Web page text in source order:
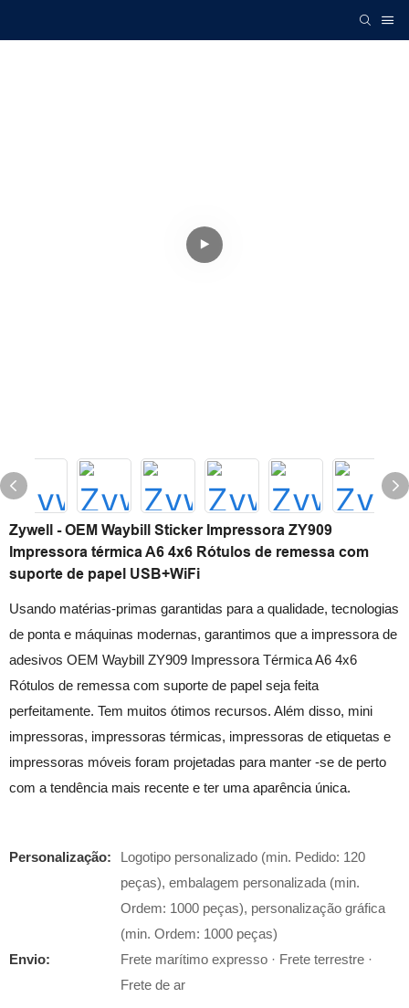
Zywell - OEM Waybill Sticker Impressora ZY909
Impressora térmica A6 4x6 Rótulos de remessa com
suporte de papel USB+WiFi
Usando matérias-primas garantidas para a qualidade, tecnologias
de ponta e máquinas modernas, garantimos que a impressora de
adesivos OEM Waybill ZY909 Impressora Térmica A6 4x6
Rótulos de remessa com suporte de papel seja feita
perfeitamente. Tem muitos ótimos recursos. Além disso, mini
impressoras, impressoras térmicas, impressoras de etiquetas e
impressoras móveis foram projetadas para manter -se de perto
com a tendência mais recente e ter uma aparência única.
Personalização:
Logotipo personalizado (min. Pedido: 120
peças), embalagem personalizada (min.
Ordem: 1000 peças), personalização gráfica
(min. Ordem: 1000 peças)
Envio:
Frete marítimo expresso · Frete terrestre ·
Frete de ar